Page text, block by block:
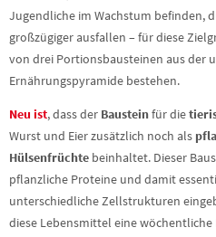
Jugendliche im Wachstum befinden,
großzügiger ausfallen – für diese
von drei Portionsbausteinen aus der
Ernährungspyramide bestehen.
Neu ist, dass der Bausteinfür die
Wurst und Eier zusätzlich noch als
Hülsenfrüchte beinhaltet. Dieser
pflanzliche Proteine und damit
unterschiedliche Zellstrukturen
diese Lebensmittel eine wöchentliche